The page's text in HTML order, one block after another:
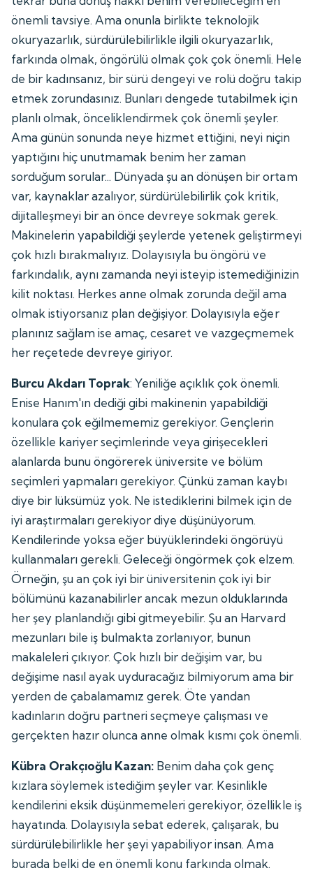
önemli tavsiye. Ama onunla birlikte teknolojik
okuryazarlık, sürdürülebilirlikle ilgili okuryazarlık,
farkında olmak, öngörülü olmak çok çok önemli. Hele
de bir kadınsanız, bir sürü dengeyi ve rolü doğru takip
etmek zorundasınız. Bunları dengede tutabilmek için
planlı olmak, önceliklendirmek çok önemli şeyler.
Ama günün sonunda neye hizmet ettiğini, neyi niçin
yaptığını hiç unutmamak benim her zaman
sorduğum sorular... Dünyada şu an dönüşen bir ortam
var, kaynaklar azalıyor, sürdürülebilirlik çok kritik,
dijitalleşmeyi bir an önce devreye sokmak gerek.
Makinelerin yapabildiği şeylerde yetenek geliştirmeyi
çok hızlı bırakmalıyız. Dolayısıyla bu öngörü ve
farkındalık, aynı zamanda neyi isteyip istemediğinizin
kilit noktası. Herkes anne olmak zorunda değil ama
olmak istiyorsanız plan değişiyor. Dolayısıyla eğer
planınız sağlam ise amaç, cesaret ve vazgeçmemek
her reçetede devreye giriyor.
Burcu Akdarı Toprak: Yeniliğe açıklık çok önemli.
Enise Hanım'ın dediği gibi makinenin yapabildiği
konulara çok eğilmememiz gerekiyor. Gençlerin
özellikle kariyer seçimlerinde veya girişecekleri
alanlarda bunu öngörerek üniversite ve bölüm
seçimleri yapmaları gerekiyor. Çünkü zaman kaybı
diye bir lüksümüz yok. Ne istediklerini bilmek için de
iyi araştırmaları gerekiyor diye düşünüyorum.
Kendilerinde yoksa eğer büyüklerindeki öngörüyü
kullanmaları gerekli. Geleceği öngörmek çok elzem.
Örneğin, şu an çok iyi bir üniversitenin çok iyi bir
bölümünü kazanabilirler ancak mezun olduklarında
her şey planlandığı gibi gitmeyebilir. Şu an Harvard
mezunları bile iş bulmakta zorlanıyor, bunun
makaleleri çıkıyor. Çok hızlı bir değişim var, bu
değişime nasıl ayak uyduracağız bilmiyorum ama bir
yerden de çabalamamız gerek. Öte yandan
kadınların doğru partneri seçmeye çalışması ve
gerçekten hazır olunca anne olmak kısmı çok önemli.
Kübra Orakçıoğlu Kazan: Benim daha çok genç
kızlara söylemek istediğim şeyler var. Kesinlikle
kendilerini eksik düşünmemeleri gerekiyor, özellikle iş
hayatında. Dolayısıyla sebat ederek, çalışarak, bu
sürdürülebilirlikle her şeyi yapabiliyor insan. Ama
burada belki de en önemli konu farkında olmak.